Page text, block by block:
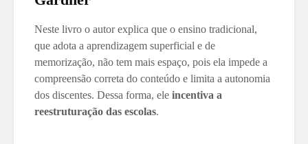
Neste livro o autor explica que o ensino tradicional,
que adota a aprendizagem superficial e de
memorização, não tem mais espaço, pois ela impede a
compreensão correta do conteúdo e limita a autonomia
dos discentes. Dessa forma, ele incentiva a
reestruturação das escolas.